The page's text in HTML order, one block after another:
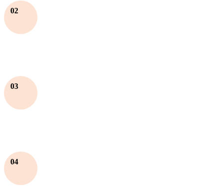
02
03
04